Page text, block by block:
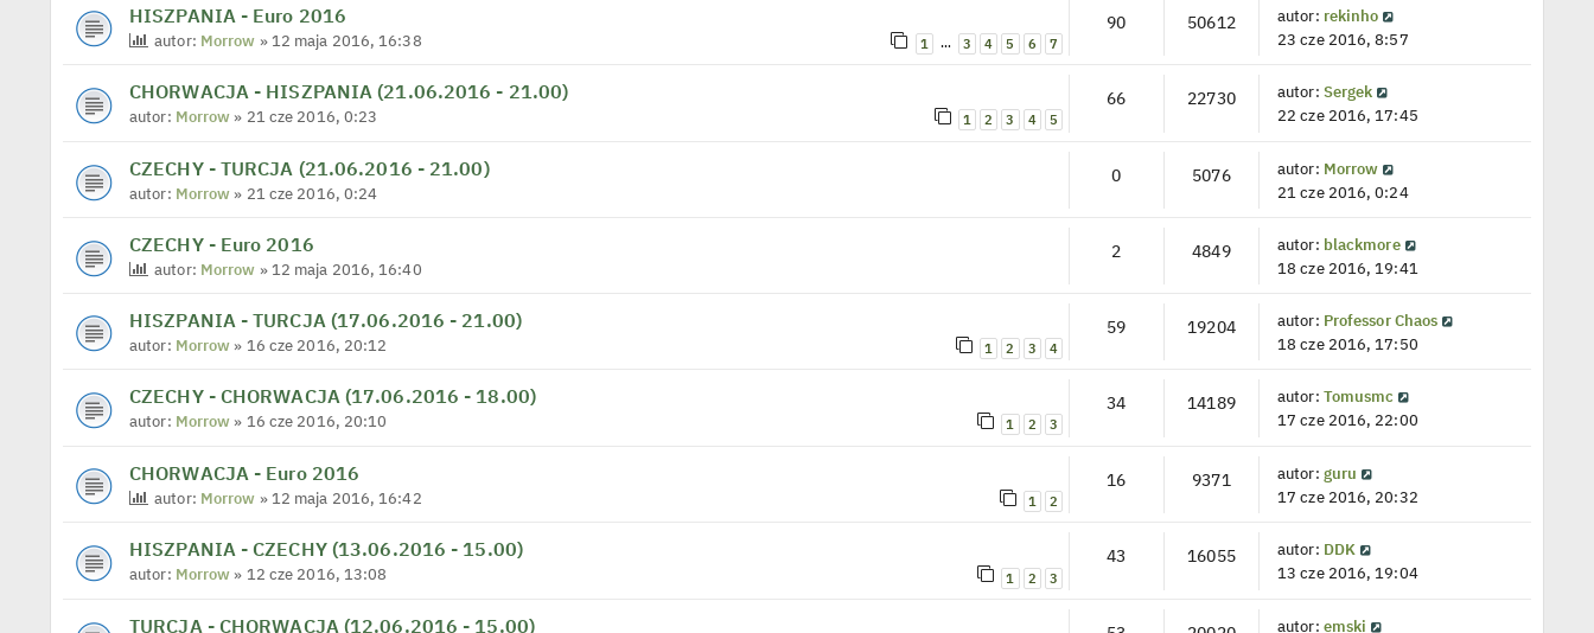
HISZPANIA - Euro 2016
autor: Morrow » 12 maja 2016, 16:38 1 … 3 4 5 6 7
90 50612 autor: rekinho
23 cze 2016, 8:57
CHORWACJA - HISZPANIA (21.06.2016 - 21.00)
autor: Morrow» 21 cze 2016, 0:23 1 2 3 4 5
66 22730 autor: Sergek
22 cze 2016, 17:45
CZECHY - TURCJA (21.06.2016 - 21.00)
autor: Morrow» 21 cze 2016, 0:24
0 5076 autor: Morrow
21 cze 2016, 0:24
CZECHY - Euro 2016
autor: Morrow » 12 maja 2016, 16:40
2 4849 autor: blackmore
18 cze 2016, 19:41
HISZPANIA - TURCJA (17.06.2016 - 21.00)
autor: Morrow» 16 cze 2016, 20:12 1 2 3 4
59 19204 autor: Professor Chaos
18 cze 2016, 17:50
CZECHY - CHORWACJA (17.06.2016 - 18.00)
autor: Morrow» 16 cze 2016, 20:10 1 2 3
34 14189 autor: Tomusmc
17 cze 2016, 22:00
CHORWACJA - Euro 2016
autor: Morrow » 12 maja 2016, 16:42 1 2
16 9371 autor: guru
17 cze 2016, 20:32
HISZPANIA - CZECHY (13.06.2016 - 15.00)
autor: Morrow» 12 cze 2016, 13:08 1 2 3
43 16055 autor: DDK
13 cze 2016, 19:04
TURCJA - CHORWACJA (12.06.2016 - 15.00) autor: emski